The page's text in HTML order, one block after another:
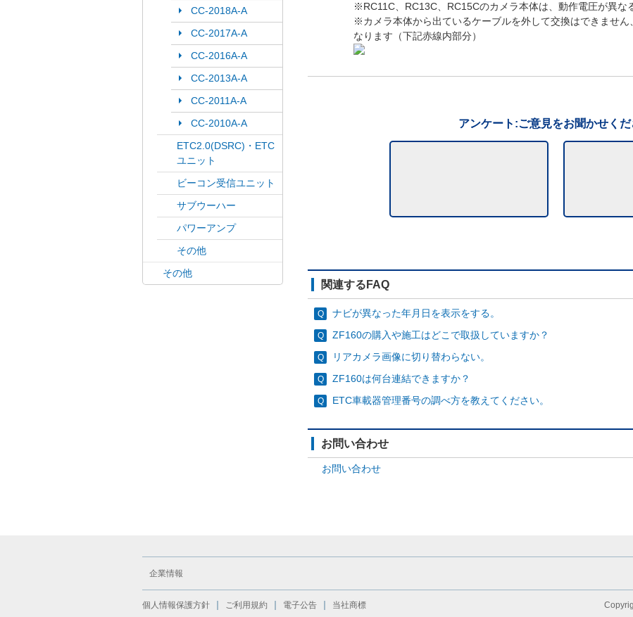
CC-2018A-A
CC-2017A-A
CC-2016A-A
CC-2013A-A
CC-2011A-A
CC-2010A-A
ETC2.0(DSRC)・ETC
ユニット
ビーコン受信ユニット
サブウーハー
パワーアンプ
その他
その他
※RC11C、RC13C、RC15Cのカメラ本体は、動作電圧が異な
※カメラ本体から出ているケーブルを外して交換はできません
なります（下記赤線内部分）
アンケート:ご意見をお聞かせく
関連するFAQ
ナビが異なった年月日を表示をする。
ZF160の購入や施工はどこで取扱していますか？
リアカメラ画像に切り替わらない。
ZF160は何台連結できますか？
ETC車載器管理番号の調べ方を教えてください。
お問い合わせ
お問い合わせ
企業情報
個人情報保護方針 ご利用規約 電子公告 当社商標